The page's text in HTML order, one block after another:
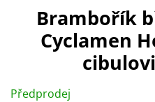
Brambořík
Cyclamen
Předprodej